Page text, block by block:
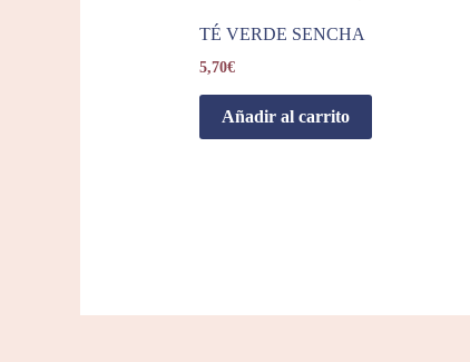
TÉ VERDE SENCHA
5,70€
Añadir al carrito